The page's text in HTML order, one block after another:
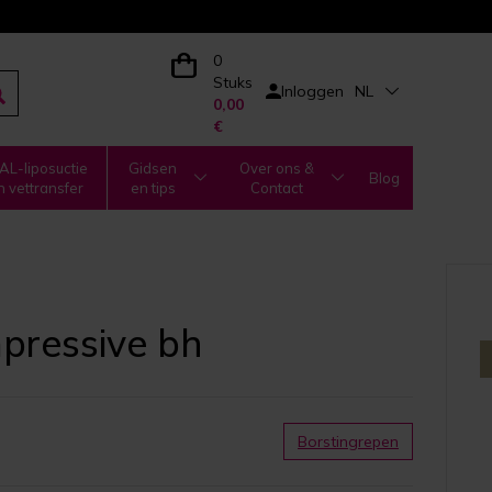
0
Stuks
0,00
€
Inloggen NL
liposuctie
vettransfer
Gidsen
en tips
Over ons &
Contact
Blog
bh
Borstingrepen